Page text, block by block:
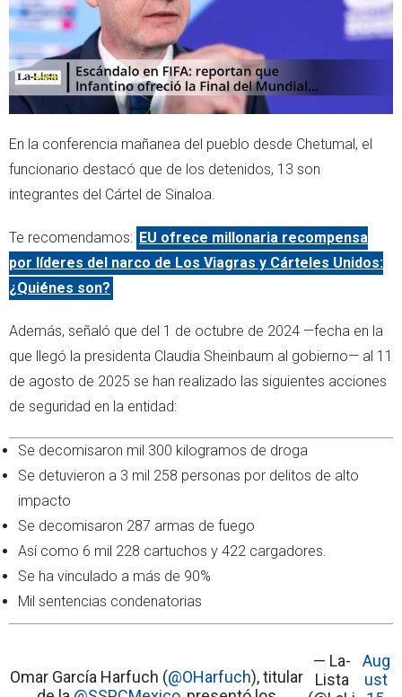
En la conferencia mañanea del pueblo desde Chetumal, el
funcionario destacó que de los detenidos, 13 son
integrantes del Cártel de Sinaloa.
Te recomendamos: EU ofrece millonaria recompensa
por líderes del narco de Los Viagras y Cárteles Unidos:
¿Quiénes son?
Además, señaló que del 1 de octubre de 2024 —fecha en la
que llegó la presidenta Claudia Sheinbaum al gobierno— al 11
de agosto de 2025 se han realizado las siguientes acciones
de seguridad en la entidad:
Se decomisaron mil 300 kilogramos de droga
Se detuvieron a 3 mil 258 personas por delitos de alto
impacto
Se decomisaron 287 armas de fuego
Así como 6 mil 228 cartuchos y 422 cargadores.
Se ha vinculado a más de 90%
Mil sentencias condenatorias
Omar García Harfuch (@OHarfuch), titular
— La-
Lista
Aug
ust